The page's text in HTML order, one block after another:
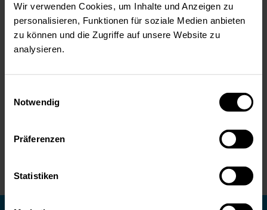
Wir verwenden Cookies, um Inhalte und Anzeigen zu
personalisieren, Funktionen für soziale Medien anbieten
zu können und die Zugriffe auf unsere Website zu
analysieren.
Notwendig
Präferenzen
Statistiken
Ratgeber: Schwachstellenscan
Was sich wirklich für KMU lohnt und wie Sie Ihre
Schwachstellen nachhaltig aufdecken können,